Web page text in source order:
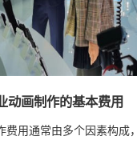
动画制作的基本费用
用通常由多个因素构成